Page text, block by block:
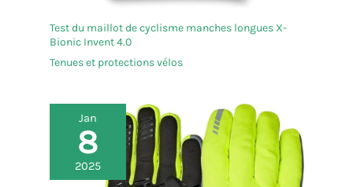
Test du maillot de cyclisme manches longues X-
Bionic Invent 4.0
Tenues et protections vélos
Jan
8
2025